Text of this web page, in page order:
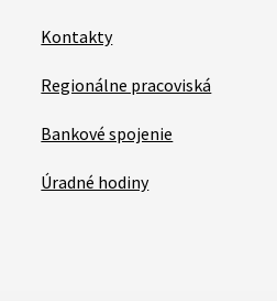
Kontakty
Regionálne pracoviská
Bankové spojenie
Úradné hodiny